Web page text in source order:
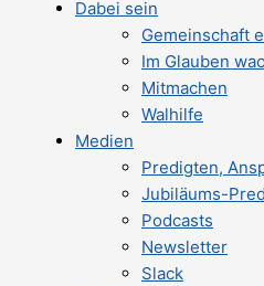
Dabei sein
Gemeinschaft
Im Glauben
Mitmachen
Walhilfe
Medien
Predigten,
Jubiläums-
Podcasts
Newsletter
Slack